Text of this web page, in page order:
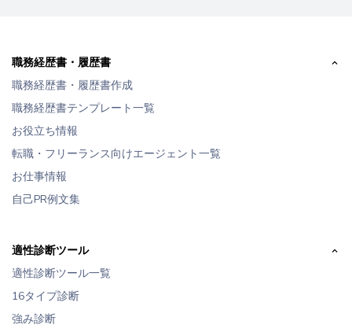
職務経歴書・履歴書
職務経歴書・履歴書作成
職務経歴書テンプレート一覧
お役立ち情報
転職・フリーランス向けエージェント一覧
お仕事情報
自己PR例文集
適性診断ツール
適性診断ツール一覧
16タイプ診断
強み診断